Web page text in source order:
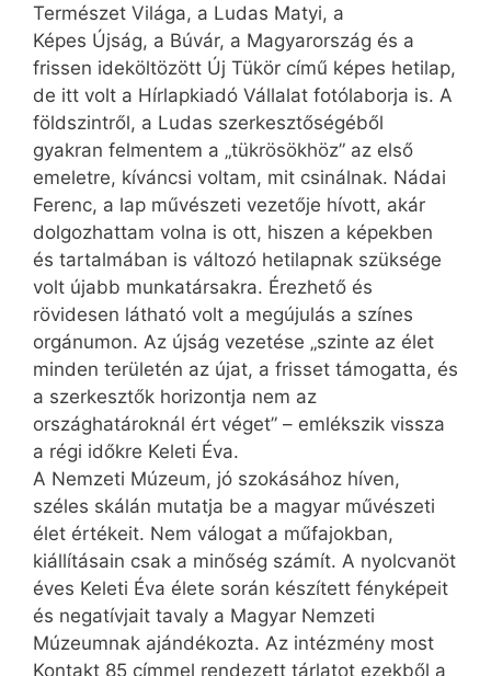
Természet Világa, a Ludas Matyi, a
Képes Újság, a Búvár, a Magyarország és a
frissen ideköltözött Új Tükör című képes hetilap,
de itt volt a Hírlapkiadó Vállalat fotólaborja is. A
földszintről, a Ludas szerkesztőségéből
gyakran felmentem a „tükrösökhöz” az első
emeletre, kíváncsi voltam, mit csinálnak. Nádai
Ferenc, a lap művészeti vezetője hívott, akár
dolgozhattam volna is ott, hiszen a képekben
és tartalmában is változó hetilapnak szüksége
volt újabb munkatársakra. Érezhető és
rövidesen látható volt a megújulás a színes
orgánumon. Az újság vezetése „szinte az élet
minden területén az újat, a frisset támogatta, és
a szerkesztők horizontja nem az
országhatároknál ért véget” – emlékszik vissza
a régi időkre Keleti Éva.
A Nemzeti Múzeum, jó szokásához híven,
széles skálán mutatja be a magyar művészeti
élet értékeit. Nem válogat a műfajokban,
kiállításain csak a minőség számít. A nyolcvanöt
éves Keleti Éva élete során készített fényképeit
és negatívjait tavaly a Magyar Nemzeti
Múzeumnak ajándékozta. Az intézmény most
Kontakt 85 címmel rendezett tárlatot ezekből a